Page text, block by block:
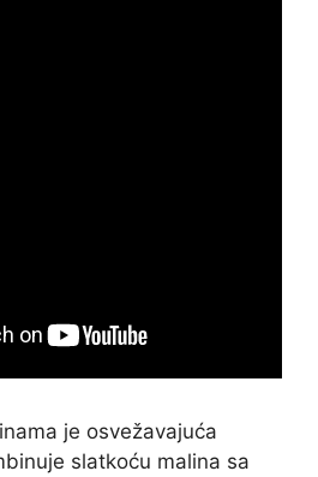
je osvežavajuća
slatkoću malina sa